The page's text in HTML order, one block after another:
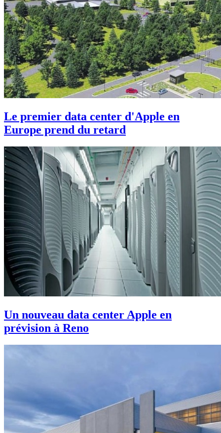
Le premier data center d'Apple en
Europe prend du retard
Un nouveau data center Apple en
prévision à Reno